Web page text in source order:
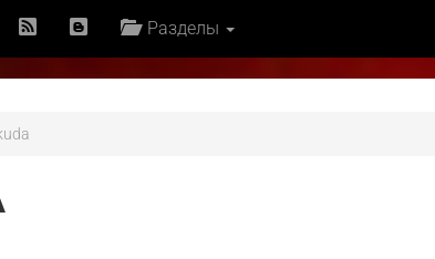
Разделы